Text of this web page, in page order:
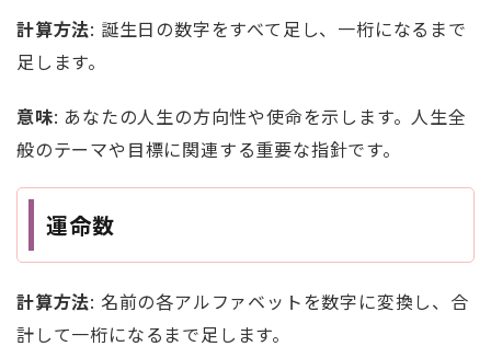
計算方法: 誕生日の数字をすべて足し、一桁になるまで
足します。
意味: あなたの人生の方向性や使命を示します。人生全
般のテーマや目標に関連する重要な指針です。
運命数
計算方法: 名前の各アルファベットを数字に変換し、合
計して一桁になるまで足します。